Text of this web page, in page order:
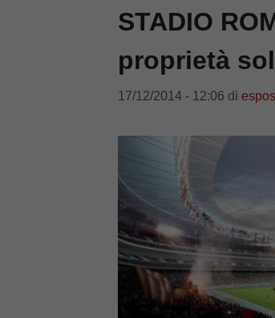
STADIO
proprietà
17/12/2014 - 12:06 di